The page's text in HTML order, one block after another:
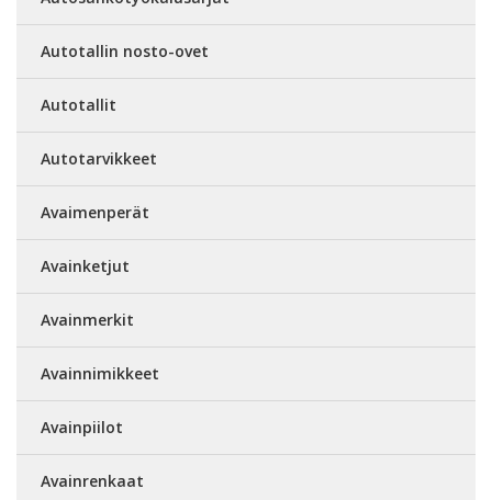
Autotallin nosto-ovet
Autotallit
Autotarvikkeet
Avaimenperät
Avainketjut
Avainmerkit
Avainnimikkeet
Avainpiilot
Avainrenkaat